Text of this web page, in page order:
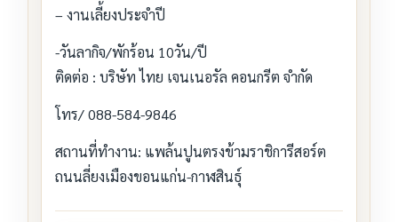
– งานเลี้ยงประจำปี
-วันลากิจ/พักร้อน 10วัน/ปี
ติดต่อ : บริษัท ไทย เจนเนอรัล คอนกรีต จำกัด
โทร/ 088-584-9846
สถานที่ทำงาน: แพล้นปูนตรงข้ามราชิการีสอร์ต
ถนนลี่ยงเมืองขอนแก่น-กาฬสินธุ์